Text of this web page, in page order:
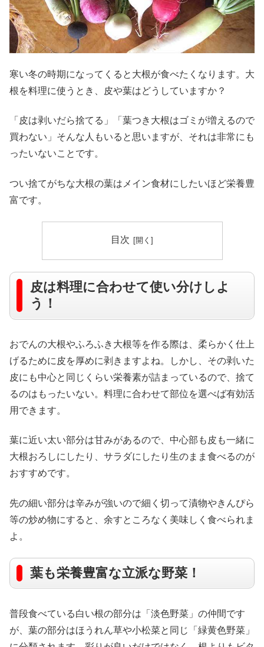
寒い冬の時期になってくると大根が食べたくなります。大
根を料理に使うとき、皮や葉はどうしていますか？
「皮は剥いだら捨てる」「葉つき大根はゴミが増えるので
買わない」そんな人もいると思いますが、それは非常にも
ったいないことです。
つい捨てがちな大根の葉はメイン食材にしたいほど栄養豊
富です。
目次
皮は料理に合わせて使い分けしよ
う！
おでんの大根やふろふき大根等を作る際は、柔らかく仕上
げるために皮を厚めに剥きますよね。しかし、その剥いた
皮にも中心と同じくらい栄養素が詰まっているので、捨て
るのはもったいない。料理に合わせて部位を選べば有効活
用できます。
葉に近い太い部分は甘みがあるので、中心部も皮も一緒に
大根おろしにしたり、サラダにしたり生のまま食べるのが
おすすめです。
先の細い部分は辛みが強いので細く切って漬物やきんぴら
等の炒め物にすると、余すところなく美味しく食べられま
よ。
葉も栄養豊富な立派な野菜！
普段食べている白い根の部分は「淡色野菜」の仲間です
が、葉の部分はほうれん草や小松菜と同じ「緑黄色野菜」